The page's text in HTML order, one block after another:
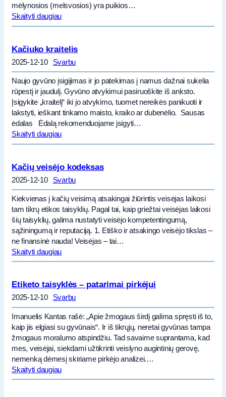
mėlynosios (melsvosios) yra puikios…
Skaityti daugiau
Kačiuko kraitelis
2025-12-10 Svarbu
Naujo gyvūno įsigijimas ir jo patekimas į namus dažnai sukelia
rūpestį ir jaudulį. Gyvūno atvykimui pasiruoškite iš anksto.
Įsigykite „kraitelį“ iki jo atvykimo, tuomet nereikės panikuoti ir
lakstyti, ieškant tinkamo maisto, kraiko ar dubenėlio. Sausas
ėdalas Ėdalą rekomenduojame įsigyti…
Skaityti daugiau
Kačių veisėjo kodeksas
2025-12-10 Svarbu
Kiekvienas į kačių veisimą atsakingai žiūrintis veisėjas laikosi
tam tikrų etikos taisyklių. Pagal tai, kaip griežtai veisėjas laikosi
šių taisyklių, galima nustatyti veisėjo kompetentingumą,
sąžiningumą ir reputaciją. 1. Etiško ir atsakingo veisėjo tikslas –
ne finansinė nauda! Veisėjas – tai…
Skaityti daugiau
Etiketo taisyklės – patarimai pirkėjui
2025-12-10 Svarbu
Imanuelis Kantas rašė: „Apie žmogaus širdį galima spręsti iš to,
kaip jis elgiasi su gyvūnais“. Ir iš tikrųjų, neretai gyvūnas tampa
žmogaus moralumo atspindžiu. Tad savaime suprantama, kad
mes, veisėjai, siekdami užtikrinti veislyno augintinių gerovę,
nemenką dėmesį skiriame pirkėjo analizei.…
Skaityti daugiau